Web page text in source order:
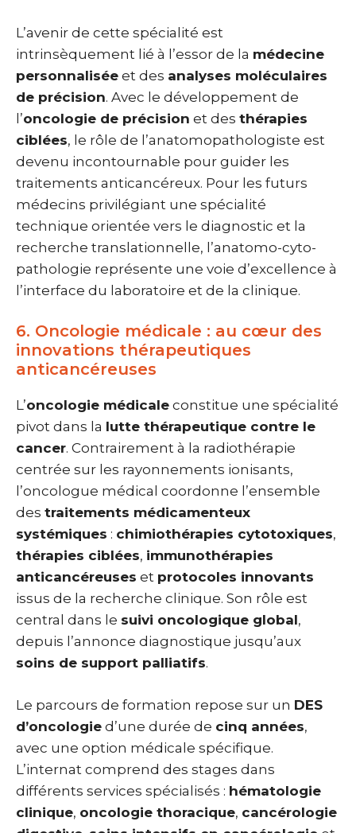
L’avenir de cette spécialité est
intrinsèquement lié à l’essor de la médecine
personnalisée et des analyses moléculaires
de précision. Avec le développement de
l’oncologie de précision et des thérapies
ciblées, le rôle de l’anatomopathologiste est
devenu incontournable pour guider les
traitements anticancéreux. Pour les futurs
médecins privilégiant une spécialité
technique orientée vers le diagnostic et la
recherche translationnelle, l’anatomo-cyto-
pathologie représente une voie d’excellence à
l’interface du laboratoire et de la clinique.
6. Oncologie médicale : au cœur des
innovations thérapeutiques
anticancéreuses
L’oncologie médicale constitue une spécialité
pivot dans la lutte thérapeutique contre le
cancer. Contrairement à la radiothérapie
centrée sur les rayonnements ionisants,
l’oncologue médical coordonne l’ensemble
des traitements médicamenteux
systémiques : chimiothérapies cytotoxiques,
thérapies ciblées, immunothérapies
anticancéreuses et protocoles innovants
issus de la recherche clinique. Son rôle est
central dans le suivi oncologique global,
depuis l’annonce diagnostique jusqu’aux
soins de support palliatifs.
Le parcours de formation repose sur un DES
d’oncologie d’une durée de cinq années,
avec une option médicale spécifique.
L’internat comprend des stages dans
différents services spécialisés : hématologie
clinique, oncologie thoracique, cancérologie